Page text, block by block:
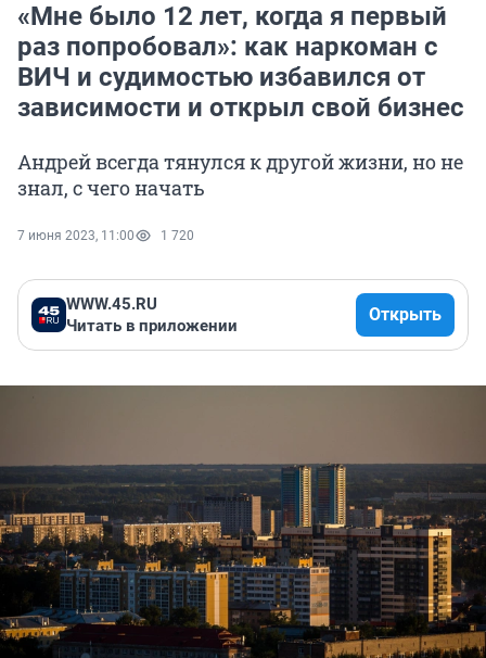
«Мне было 12 лет, когда я первый
раз попробовал»: как наркоман с
ВИЧ и судимостью избавился от
зависимости и открыл свой бизнес
Андрей всегда тянулся к другой жизни, но не
знал, с чего начать
7 июня 2023, 11:00 1 720
WWW.45.RU
Читать в приложении
Открыть